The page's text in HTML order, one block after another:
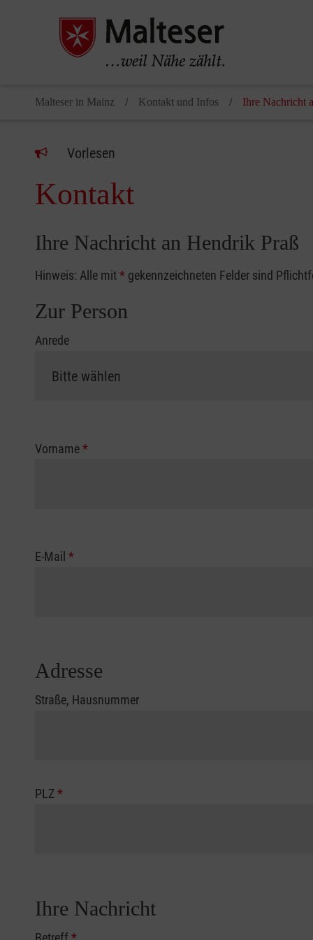
Malteser in Mainz Kontakt und Infos Ihre Nachricht
Vorlesen
Kontakt
Ihre Nachricht an Hendrik Praß
Hinweis: Alle mit* gekennzeichneten Felder sind
Zur Person
Anrede
Vorname*
E-Mail *
Adresse
Straße, Hausnummer
PLZ*
Ihre Nachricht